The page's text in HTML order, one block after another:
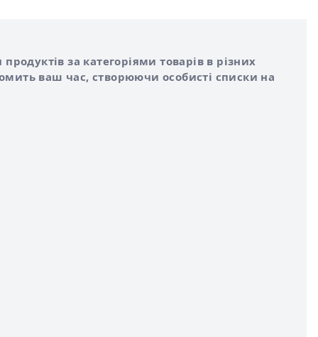
за категоріями товарів в різних
ваш час, створюючи особисті списки на